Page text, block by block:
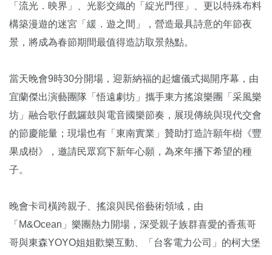
「流光．映界」、光影交織的「綻光門徑」、更以特殊布料
構築漫遊的迷宮「緩．遊之間」，營造最具詩意的年節夜
景，將成為春節期間最值得造訪取景熱點。
當天晚會9時30分開場，迎新納福的起爐儀式揭開序幕，由
宜蘭傑出演藝團隊「悟遠劇坊」攜手東方搖滾樂團「采風樂
坊」融合歌仔戲鑼鼓與電音國樂節奏，展現傳統與現代交會
的節慶能量；現場也有「東南實業」贊助打造許願年樹《豐
果成樹》，邀請民眾寫下新年心願，為來年播下希望的種
子。
晚會卡司橫跨親子、搖滾與民俗藝術領域，由
「M&Ocean」樂團熱力開場，深受親子族群喜愛的香蕉哥
哥與東森YOYO姐姐歡樂互動、「台客電力公司」的柯大堡